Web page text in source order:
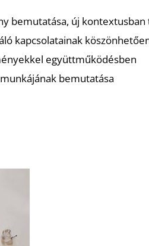
bemutatása, új
kapcsolatainak
együttműködésben
bemutatása